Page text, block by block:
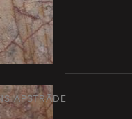
APSTRĀDE